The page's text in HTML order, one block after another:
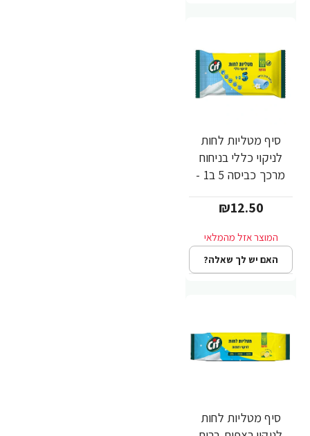
סיף מטליות לחות
לניקוי כללי בניחוח
מרכך כביסה 5 ב1 -
₪12.50
האם יש לך שאלה?
סיף מטליות לחות